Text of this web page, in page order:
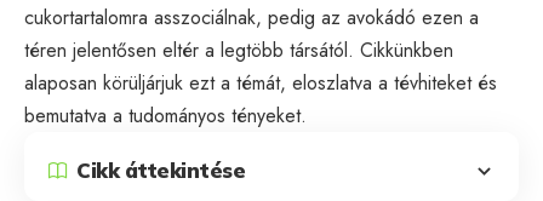
cukortartalomra asszociálnak, pedig az avokádó ezen a
téren jelentősen eltér a legtöbb társától. Cikkünkben
alaposan körüljárjuk ezt a témát, eloszlatva a tévhiteket és
bemutatva a tudományos tényeket.
Cikk áttekintése